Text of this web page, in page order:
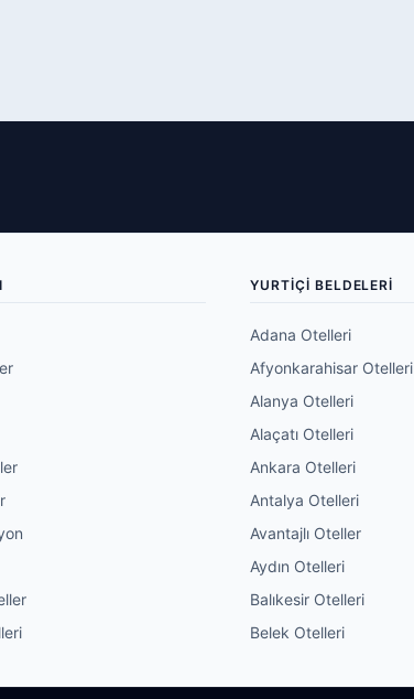
YURTIÇI BELDELERI
Adana Otelleri
Afyonkarahisar Otelleri
Alanya Otelleri
Alaçatı Otelleri
Ankara Otelleri
Antalya Otelleri
Avantajlı Oteller
Aydın Otelleri
Balıkesir Otelleri
Belek Otelleri